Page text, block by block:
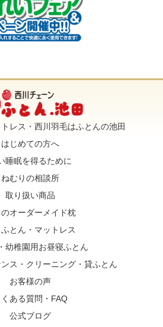
レス・西川羽毛はふとんの池田
はじめての方へ
睡眠を得るために
ねむりの相談所
取り扱い商品
オーダーメイド枕
とん・マットレス
幼稚園用お昼寝ふとん
ス・クリーニング・貸ふとん
お客様の声
くある質問・FAQ
公式ブログ